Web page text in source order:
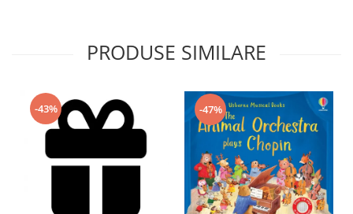
PRODUSE SIMILARE
-43% -47%